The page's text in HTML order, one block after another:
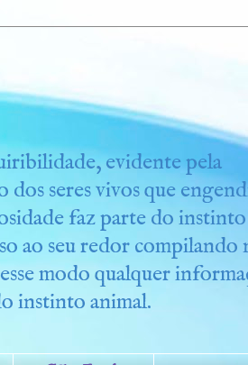
evidente pela
dos seres vivos que
faz parte do instinto
ao seu redor compilando
modo qualquer
instinto animal.